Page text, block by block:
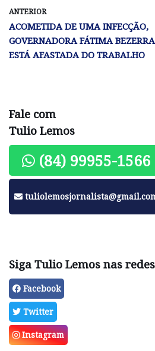
ANTERIOR
ACOMETIDA DE UMA INFECÇÃO,
GOVERNADORA FÁTIMA BEZERRA
ESTÁ AFASTADA DO TRABALHO
Fale com
Tulio Lemos
(84) 99955-1566
Siga Tulio Lemos nas
Facebook
Twitter
Instagram